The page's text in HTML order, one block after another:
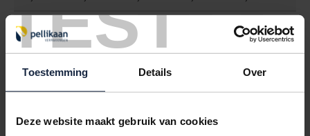
TEST
Toestemming Details Over
Deze website maakt gebruik van cookies
6101563
KARTONNEN DOOS 535X225X225MM 7MM DUBBEL GOLF BRUIN
< 100
100 250
1000
€1,45
€1,36 €1,28 €1,19 €1,10
6101565 €0,00